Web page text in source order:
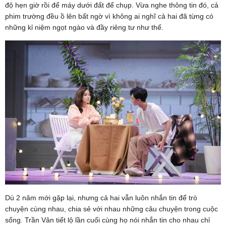
độ hẹn giờ rồi để máy dưới đất để chụp. Vừa nghe thông tin đó, cả
phim trường đều ồ lên bất ngờ vì không ai nghĩ cả hai đã từng có
những kỉ niệm ngọt ngào và đầy riêng tư như thế.
Dù 2 năm mới gặp lại, nhưng cả hai vẫn luôn nhắn tin để trò
chuyện cùng nhau, chia sẻ với nhau những câu chuyện trong cuộc
sống. Trần Vân tiết lộ lần cuối cùng họ nói nhắn tin cho nhau chỉ